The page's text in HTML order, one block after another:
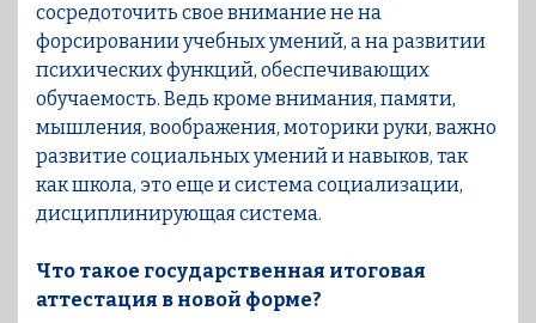
сосредоточить свое внимание не на
форсировании учебных умений, а на развитии
психических функций, обеспечивающих
обучаемость. Ведь кроме внимания, памяти,
мышления, воображения, моторики руки, важно
развитие социальных умений и навыков, так
как школа, это еще и система социализации,
дисциплинирующая система.
Что такое государственная итоговая
аттестация в новой форме?